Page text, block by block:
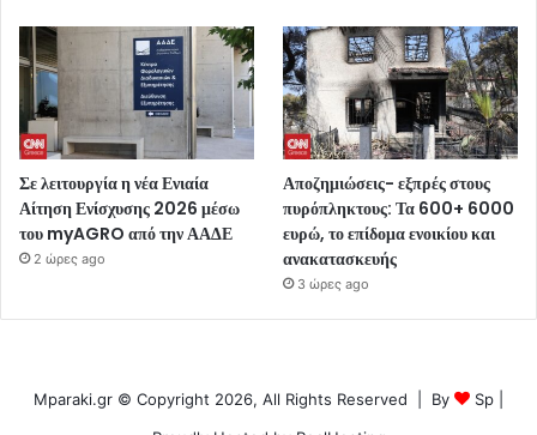
Σε λειτουργία η νέα Ενιαία
Αίτηση Ενίσχυσης 2026 μέσω
του myAGRO από την ΑΑΔΕ
2 ώρες ago
Αποζημιώσεις- εξπρές στους
πυρόπληκτους: Τα 600+ 6000
ευρώ, το επίδομα ενοικίου και
ανακατασκευής
3 ώρες ago
Mparaki.gr © Copyright 2026, All Rights Reserved | By Sp